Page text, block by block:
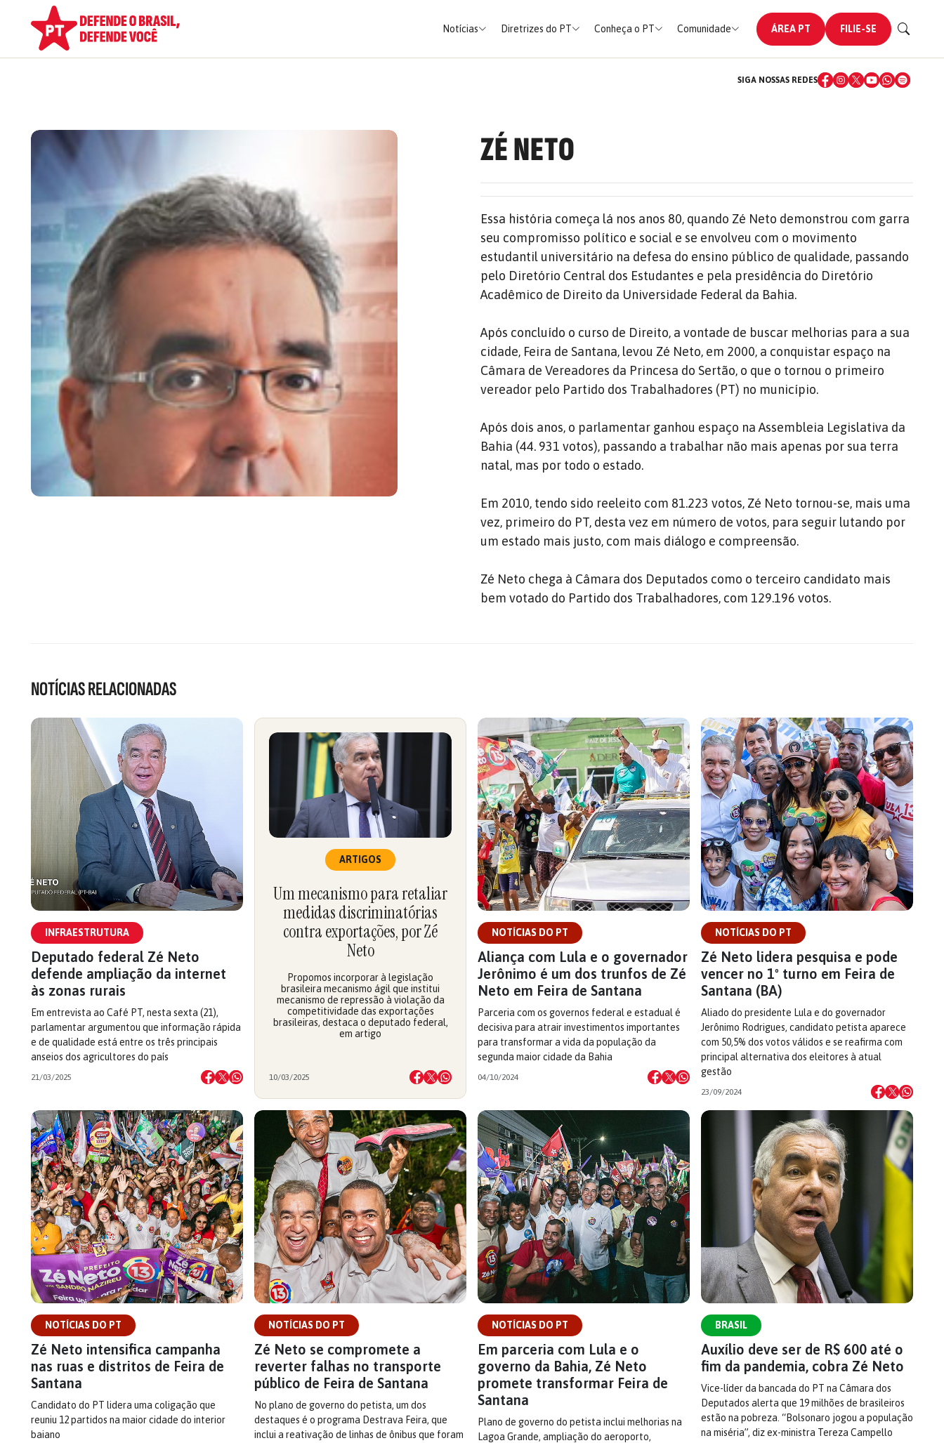
Notícias Diretrizes do PT Conheça o PT Comunidade ÁREA PT FILIE-SE
SIGA NOSSAS REDES
ZÉ NETO
Essa história começa lá nos anos 80, quando Zé Neto demonstrou com garra
seu compromisso político e social e se envolveu com o movimento
estudantil universitário na defesa do ensino público de qualidade, passando
pelo Diretório Central dos Estudantes e pela presidência do Diretório
Acadêmico de Direito da Universidade Federal da Bahia.
Após concluído o curso de Direito, a vontade de buscar melhorias para a sua
cidade, Feira de Santana, levou Zé Neto, em 2000, a conquistar espaço na
Câmara de Vereadores da Princesa do Sertão, o que o tornou o primeiro
vereador pelo Partido dos Trabalhadores (PT) no município.
Após dois anos, o parlamentar ganhou espaço na Assembleia Legislativa da
Bahia (44. 931 votos), passando a trabalhar não mais apenas por sua terra
natal, mas por todo o estado.
Em 2010, tendo sido reeleito com 81.223 votos, Zé Neto tornou-se, mais uma
vez, primeiro do PT, desta vez em número de votos, para seguir lutando por
um estado mais justo, com mais diálogo e compreensão.
Zé Neto chega à Câmara dos Deputados como o terceiro candidato mais
bem votado do Partido dos Trabalhadores, com 129.196 votos.
NOTÍCIAS RELACIONADAS
INFRAESTRUTURA
Deputado federal Zé Neto
defende ampliação da internet
às zonas rurais
Em entrevista ao Café PT, nesta sexta (21),
parlamentar argumentou que informação rápida
e de qualidade está entre os três principais
anseios dos agricultores do país
21/03/2025
ARTIGOS
Um mecanismo para retaliar
medidas discriminatórias
contra exportações, por Zé
Neto
Propomos incorporar à legislação
brasileira mecanismo ágil que institui
mecanismo de repressão à violação da
competitividade das exportações
brasileiras, destaca o deputado federal,
em artigo
10/03/2025
NOTÍCIAS DO PT
Aliança com Lula e o governador
Jerônimo é um dos trunfos de Zé
Neto em Feira de Santana
Parceria com os governos federal e estadual é
decisiva para atrair investimentos importantes
para transformar a vida da população da
segunda maior cidade da Bahia
04/10/2024
NOTÍCIAS DO PT
Zé Neto lidera pesquisa e pode
vencer no 1º turno em Feira de
Santana (BA)
Aliado do presidente Lula e do governador
Jerônimo Rodrigues, candidato petista aparece
com 50,5% dos votos válidos e se reafirma com
principal alternativa dos eleitores à atual
gestão
23/09/2024
NOTÍCIAS DO PT
Zé Neto intensifica campanha
nas ruas e distritos de Feira de
Santana
Candidato do PT lidera uma coligação que
reuniu 12 partidos na maior cidade do interior
baiano
NOTÍCIAS DO PT
Zé Neto se compromete a
reverter falhas no transporte
público de Feira de Santana
No plano de governo do petista, um dos
destaques é o programa Destrava Feira, que
inclui a reativação de linhas de ônibus que foram
NOTÍCIAS DO PT
Em parceria com Lula e o
governo da Bahia, Zé Neto
promete transformar Feira de
Santana
Plano de governo do petista inclui melhorias na
Lagoa Grande, ampliação do aeroporto,
BRASIL
Auxílio deve ser de R$ 600 até o
fim da pandemia, cobra Zé Neto
Vice-líder da bancada do PT na Câmara dos
Deputados alerta que 19 milhões de brasileiros
estão na pobreza. “Bolsonaro jogou a população
na miséria”, diz ex-ministra Tereza Campello